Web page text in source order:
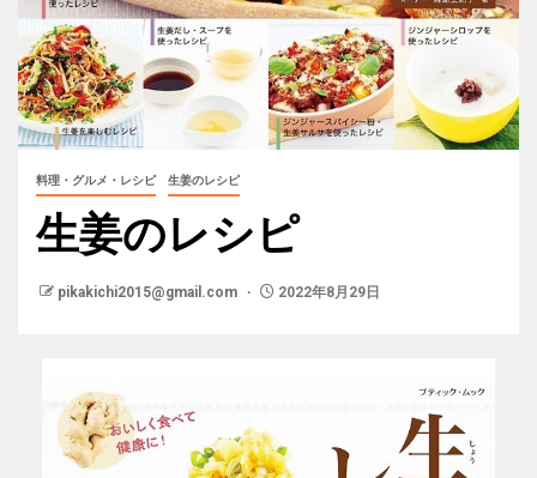
料理・グルメ・レシピ 生姜のレシピ
生姜のレシピ
pikakichi2015@gmail.com 2022年8月29日